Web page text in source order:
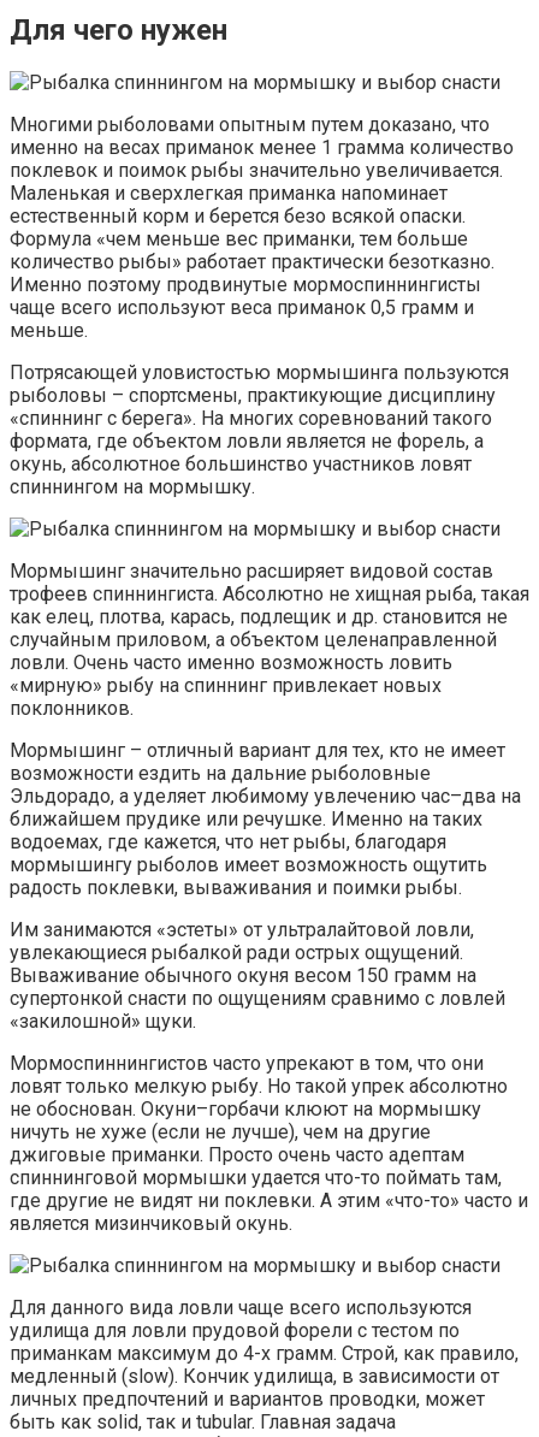
Для чего нужен
Многими рыболовами опытным путем доказано, что
именно на весах приманок менее 1 грамма количество
поклевок и поимок рыбы значительно увеличивается.
Маленькая и сверхлегкая приманка напоминает
естественный корм и берется безо всякой опаски.
Формула «чем меньше вес приманки, тем больше
количество рыбы» работает практически безотказно.
Именно поэтому продвинутые мормоспиннингисты
чаще всего используют веса приманок 0,5 грамм и
меньше.
Потрясающей уловистостью мормышинга пользуются
рыболовы – спортсмены, практикующие дисциплину
«спиннинг с берега». На многих соревнований такого
формата, где объектом ловли является не форель, а
окунь, абсолютное большинство участников ловят
спиннингом на мормышку.
Мормышинг значительно расширяет видовой состав
трофеев спиннингиста. Абсолютно не хищная рыба, такая
как елец, плотва, карась, подлещик и др. становится не
случайным приловом, а объектом целенаправленной
ловли. Очень часто именно возможность ловить
«мирную» рыбу на спиннинг привлекает новых
поклонников.
Мормышинг – отличный вариант для тех, кто не имеет
возможности ездить на дальние рыболовные
Эльдорадо, а уделяет любимому увлечению час–два на
ближайшем прудике или речушке. Именно на таких
водоемах, где кажется, что нет рыбы, благодаря
мормышингу рыболов имеет возможность ощутить
радость поклевки, вываживания и поимки рыбы.
Им занимаются «эстеты» от ультралайтовой ловли,
увлекающиеся рыбалкой ради острых ощущений.
Вываживание обычного окуня весом 150 грамм на
супертонкой снасти по ощущениям сравнимо с ловлей
«закилошной» щуки.
Мормоспиннингистов часто упрекают в том, что они
ловят только мелкую рыбу. Но такой упрек абсолютно
не обоснован. Окуни–горбачи клюют на мормышку
ничуть не хуже (если не лучше), чем на другие
джиговые приманки. Просто очень часто адептам
спиннинговой мормышки удается что-то поймать там,
где другие не видят ни поклевки. А этим «что-то» часто и
является мизинчиковый окунь.
Для данного вида ловли чаще всего используются
удилища для ловли прудовой форели с тестом по
приманкам максимум до 4-х грамм. Строй, как правило,
медленный (slow). Кончик удилища, в зависимости от
личных предпочтений и вариантов проводки, может
быть как solid, так и tubular. Главная задача